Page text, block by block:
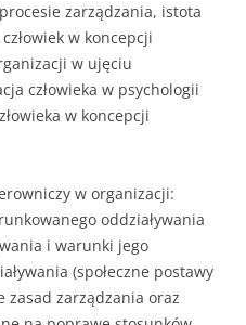
zarządzania, istota
w koncepcji
w ujęciu
człowieka w psychologii
w koncepcji
w organizacji:
oddziaływania
i warunki jego
(społeczne postawy
zasad zarządzania oraz